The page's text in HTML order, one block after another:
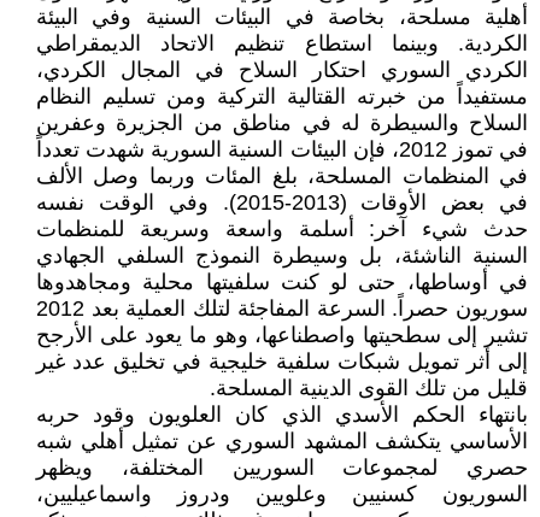
أهلية مسلحة، بخاصة في البيئات السنية وفي البيئة
الكردية. وبينما استطاع تنظيم الاتحاد الديمقراطي
الكردي السوري احتكار السلاح في المجال الكردي،
مستفيداً من خبرته القتالية التركية ومن تسليم النظام
السلاح والسيطرة له في مناطق من الجزيرة وعفرين
في تموز 2012، فإن البيئات السنية السورية شهدت تعدداً
في المنظمات المسلحة، بلغ المئات وربما وصل الألف
في بعض الأوقات (2013-2015). وفي الوقت نفسه
حدث شيء آخر: أسلمة واسعة وسريعة للمنظمات
السنية الناشئة، بل وسيطرة النموذج السلفي الجهادي
في أوساطها، حتى لو كنت سلفيتها محلية ومجاهدوها
سوريون حصراً. السرعة المفاجئة لتلك العملية بعد 2012
تشير إلى سطحيتها واصطناعها، وهو ما يعود على الأرجح
إلى أثر تمويل شبكات سلفية خليجية في تخليق عدد غير
قليل من تلك القوى الدينية المسلحة.
بانتهاء الحكم الأسدي الذي كان العلويون وقود حربه
الأساسي يتكشف المشهد السوري عن تمثيل أهلي شبه
حصري لمجموعات السوريين المختلفة، ويظهر
السوريون كسنيين وعلويين ودروز واسماعيليين،